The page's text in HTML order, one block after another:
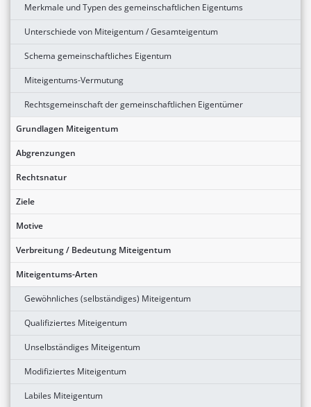
Merkmale und Typen des gemeinschaftlichen Eigentums
Unterschiede von Miteigentum / Gesamteigentum
Schema gemeinschaftliches Eigentum
Miteigentums-Vermutung
Rechtsgemeinschaft der gemeinschaftlichen Eigentümer
Grundlagen Miteigentum
Abgrenzungen
Rechtsnatur
Ziele
Motive
Verbreitung / Bedeutung Miteigentum
Miteigentums-Arten
Gewöhnliches (selbständiges) Miteigentum
Qualifiziertes Miteigentum
Unselbständiges Miteigentum
Modifiziertes Miteigentum
Labiles Miteigentum